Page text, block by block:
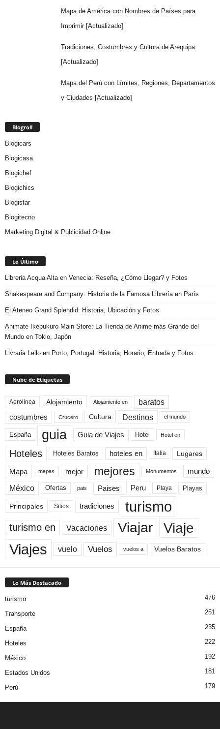
Mapa de América con Nombres de Países para
Imprimir [Actualizado]
Tradiciones, Costumbres y Cultura de Arequipa
[Actualizado]
Mapa del Perú con Límites, Regiones, Departamentos
y Ciudades [Actualizado]
Blogroll
Blogicars
Blogicasa
Blogichef
Blogichics
Blogistar
Blogitecno
Marketing Digital & Publicidad Online
Lo Último
Libreria Acqua Alta en Venecia: Reseña, ¿Cómo Llegar? y Fotos
Shakespeare and Company: Historia de la Famosa Librería en París
El Ateneo Grand Splendid: Historia, Ubicación y Fotos
Animate Ikebukuro Main Store: La Tienda de Anime más Grande del
Mundo en Tokio, Japón
Livraria Lello en Porto, Portugal: Historia, Horario, Entrada y Fotos
Nube de Etiquetas
Aerolinea Alojamiento Alojamiento en baratos
costumbres Crucero Cultura Destinos el mundo
España guia Guia de Viajes Hotel Hotel en
Hoteles Hoteles Baratos hoteles en Italia Lugares
Mapa mapas mejor mejores Monumentos mundo
México Ofertas pais Paises Peru Playa Playas
Principales Sitios tradiciones turismo
turismo en Vacaciones Viajar Viaje
Viajes vuelo Vuelos vuelos a Vuelos Baratos
Lo Más Destacado
turismo 476
Transporte 251
España 235
Hoteles 222
México 192
Estados Unidos 181
Perú 179